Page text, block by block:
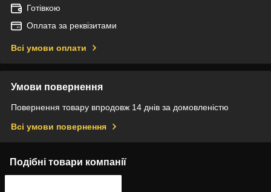
Готівкою
Оплата за реквізитами
Всі умови оплати
Умови повернення
Повернення товару впродовж 14 днів за домовленістю
Всі умови повернення
Подібні товари компанії